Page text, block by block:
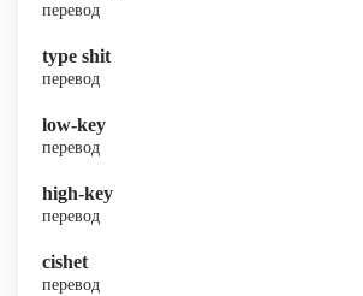
перевод
type shit
перевод
low-key
перевод
high-key
перевод
cishet
перевод